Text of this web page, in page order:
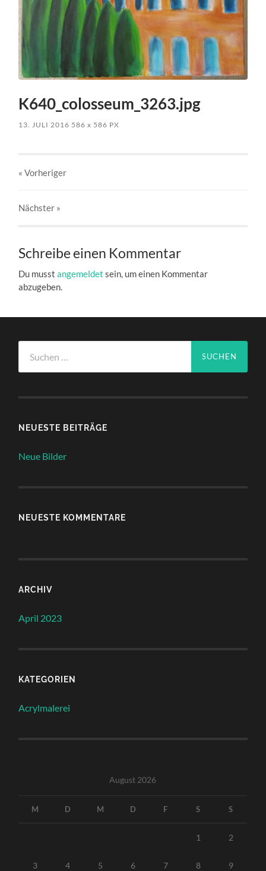
K640_colosseum_3263.jpg
13. JULI 2016 586x 586 PX
« Vorheriger
Nächster »
Schreibe einen Kommentar
Du musstangemeldet sein, um einen Kommentar
abzugeben.
nach:
NEUESTE BEITRÄGE
Neue Bilder
NEUESTE KOMMENTARE
ARCHIV
April 2023
KATEGORIEN
Acrylmalerei
August 2026
M D M D F S S
1 2
3 4 5 6 7 8 9